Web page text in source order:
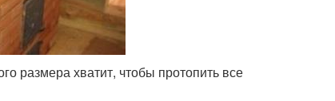
размера хватит, чтобы протопить все